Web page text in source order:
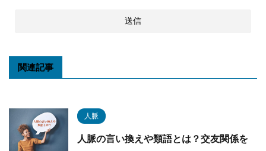
関連記事
人脈
人脈の言い換えや類語とは？交友関係を